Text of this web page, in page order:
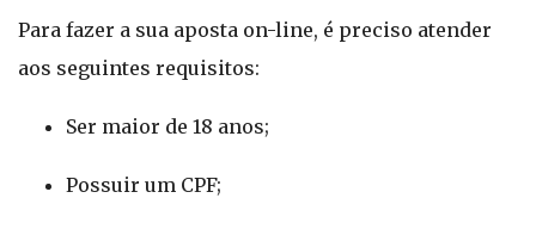
Para fazer a sua aposta on-line, é preciso atender
aos seguintes requisitos:
Ser maior de 18 anos;
Possuir um CPF;